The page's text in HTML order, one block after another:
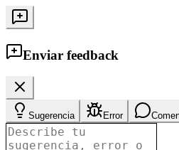
Enviar feedback
Sugerencia Error